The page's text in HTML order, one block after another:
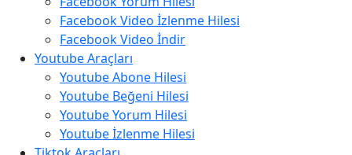
Facebook Video İzlenme Hilesi
Facebook Video İndir
Youtube Araçları
Youtube Abone Hilesi
Youtube Beğeni Hilesi
Youtube Yorum Hilesi
Youtube İzlenme Hilesi